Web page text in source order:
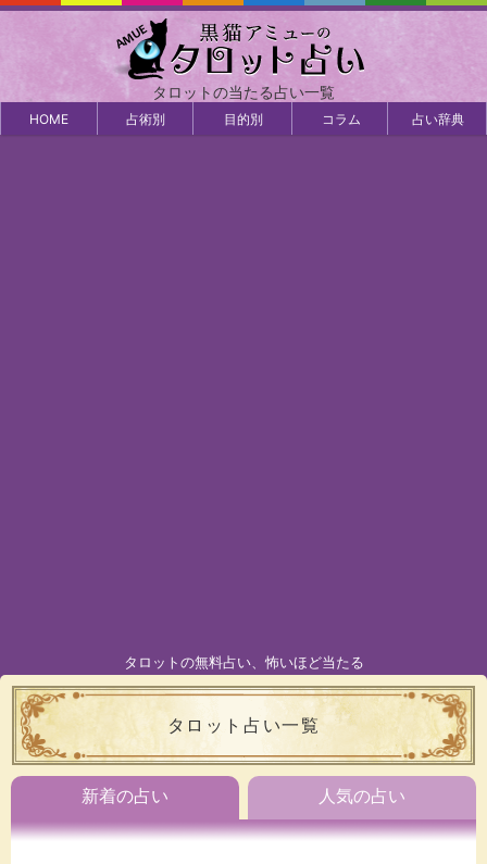
タロットの当たる占い一覧
HOME 占術別 目的別 コラム 占い辞典
タロットの無料占い、怖いほど当たる
タロット占い一覧
新着の占い 人気の占い